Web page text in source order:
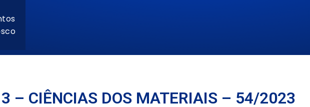
– CIÊNCIAS DOS MATERIAIS – 54/2023